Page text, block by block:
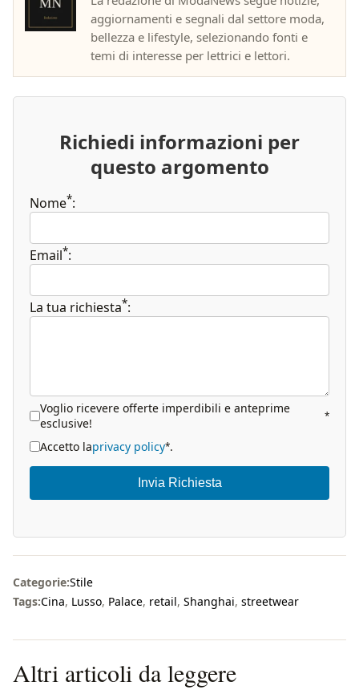
aggiornamenti e segnali dal settore moda,
bellezza e lifestyle, selezionando fonti e
temi di interesse per lettrici e lettori.
Richiedi informazioni per
questo argomento
Nome*:
Email*:
La tua richiesta*:
Voglio ricevere offerte imperdibili e anteprime
esclusive!
*
Accetto laprivacy policy*.
Invia Richiesta
Categorie:Stile
Tags:Cina, Lusso, Palace, retail, Shanghai, streetwear
Altri articoli da leggere